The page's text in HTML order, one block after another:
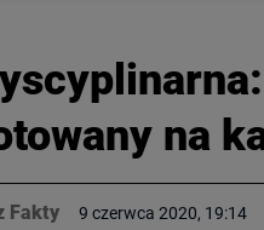
na
Fakty 9 czerwca 2020, 19:14